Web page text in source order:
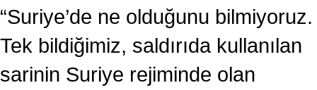
“Suriye’de ne olduğunu bilmiyoruz.
Tek bildiğimiz, saldırıda kullanılan
sarinin Suriye rejiminde olan